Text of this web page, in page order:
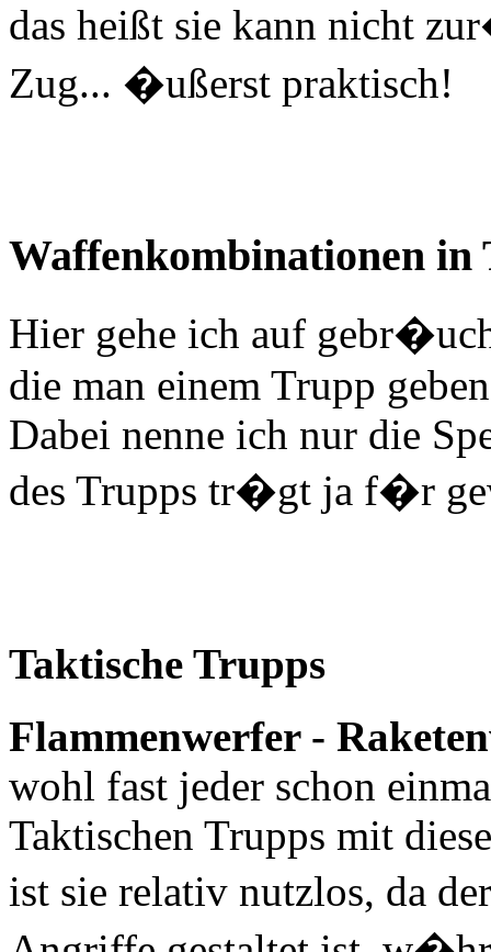
das heißt sie kann nicht
Zug... �ußerst praktisch!
Waffenkombinationen in
Hier gehe ich auf
die man einem Trupp
Dabei nenne ich nur die
des Trupps tr�gt ja f�r
Taktische Trupps
Flammenwerfer -
wohl fast jeder schon
Taktischen Trupps mit
ist sie relativ nutzlos, da